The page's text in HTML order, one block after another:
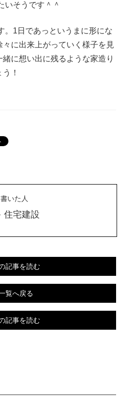
いそうです＾＾
。1日であっというまに形にな
々に出来上がっていく様子を見
に想い出に残るような家造り
！
いた人
住宅建設
記事を読む
覧へ戻る
記事を読む